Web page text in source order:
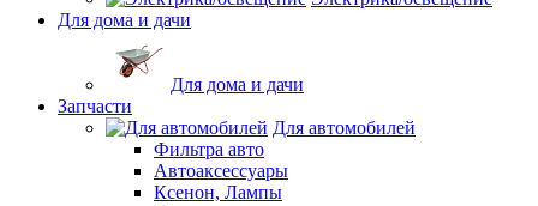
Для дома и дачи
Для дома и дачи
Запчасти
Для автомобилей
Фильтра авто
Автоаксессуары
Ксенон, Лампы